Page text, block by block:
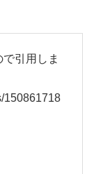
引用しま
150861718